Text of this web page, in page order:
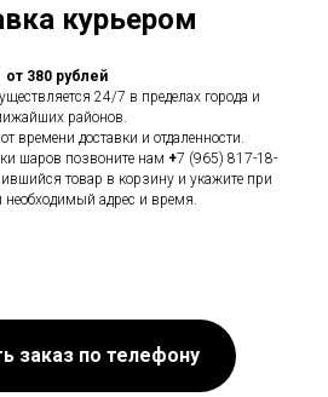
курьером
от 380 рублей
24/7 в пределах города и
районов.
времени доставки и отдаленности.
шаров позвоните нам +7 (965) 817-18-
товар в корзину и укажите при
адрес и время.
заказ по телефону